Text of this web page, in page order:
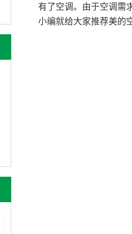
有了空调。由于空调需
小编就给大家推荐美的